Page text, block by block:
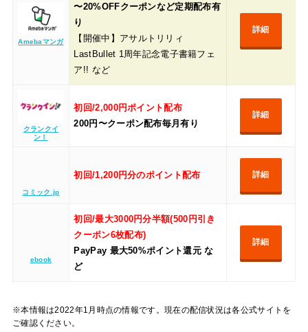
Amebaマンガ
〜20%OFFクーポンなど定期配布有
り
【開催中】アサルトリリィ
LastBullet 1周年記念電子書籍フェ
ア!! など
詳細
クランクイ
ン！
初回/2,000円ポイント配布
200円〜クーポン配布毎月有り
詳細
コミック.jp
初回/1,200円分のポイント配布 詳細
ebook
初回/最大3000円分半額(500円引き
クーポン6枚配布)
PayPay 最大50%ポイント還元 な
ど
詳細
※本情報は2022年1月時点の情報です。現在の配信状況は各公式サイトを
ご確認ください。